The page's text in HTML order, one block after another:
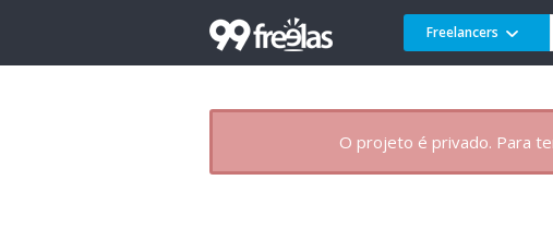
Freelancers
O projeto é privado. Para